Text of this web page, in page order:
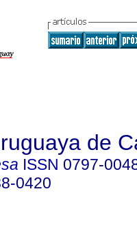
de
ISSN 0797-
0420